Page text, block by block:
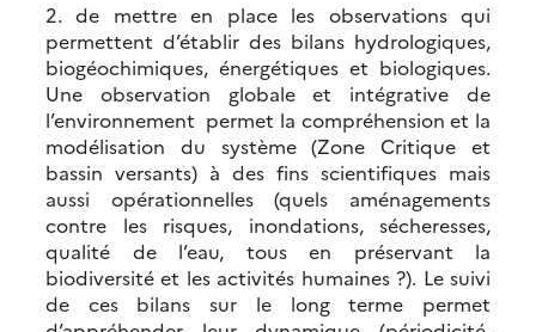
2. de mettre en place les observations qui
permettent d’établir des bilans hydrologiques,
biogéochimiques, énergétiques et biologiques.
Une observation globale et intégrative de
l’environnement permet la compréhension et la
modélisation du système (Zone Critique et
bassin versants) à des fins scientifiques mais
aussi opérationnelles (quels aménagements
contre les risques, inondations, sécheresses,
qualité de l’eau, tous en préservant la
biodiversité et les activités humaines ?). Le suivi
de ces bilans sur le long terme permet